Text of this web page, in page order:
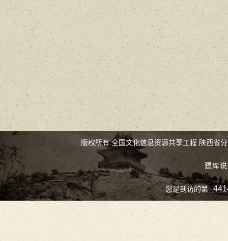
版权所有:全国文化信息资源共享工程 陕西省
建库
您是到访的第